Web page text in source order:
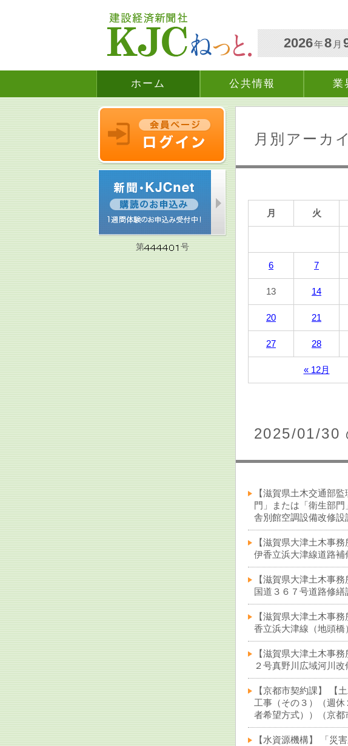
2026年8 月
ホーム 公共情報 業
第 号
月別アーカ
月
火
« 12月
6 7
13 14
20 21
27 28
2025/01/30
【滋賀県土木交通部
門」または「衛生部
舎別館空調設備改修設
【滋賀県大津土木事
伊香立浜大津線道路補
【滋賀県大津土木事
国道３６７号道路修繕
【滋賀県大津土木事
香立浜大津線（地頭橋
【滋賀県大津土木事
２号真野川広域河川改
【京都市契約課】 【
工事（その３）（週
者希望方式））（京都
【水資源機構】 「災